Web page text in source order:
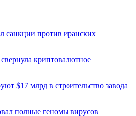
против иранских
криптовалютное
$17 млрд в строительство завода
полные геномы вирусов